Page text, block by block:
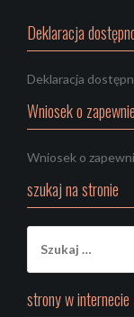
Deklaracja
Deklaracja
Wniosek o
Wniosek o
szukaj na stronie
strony w internecie